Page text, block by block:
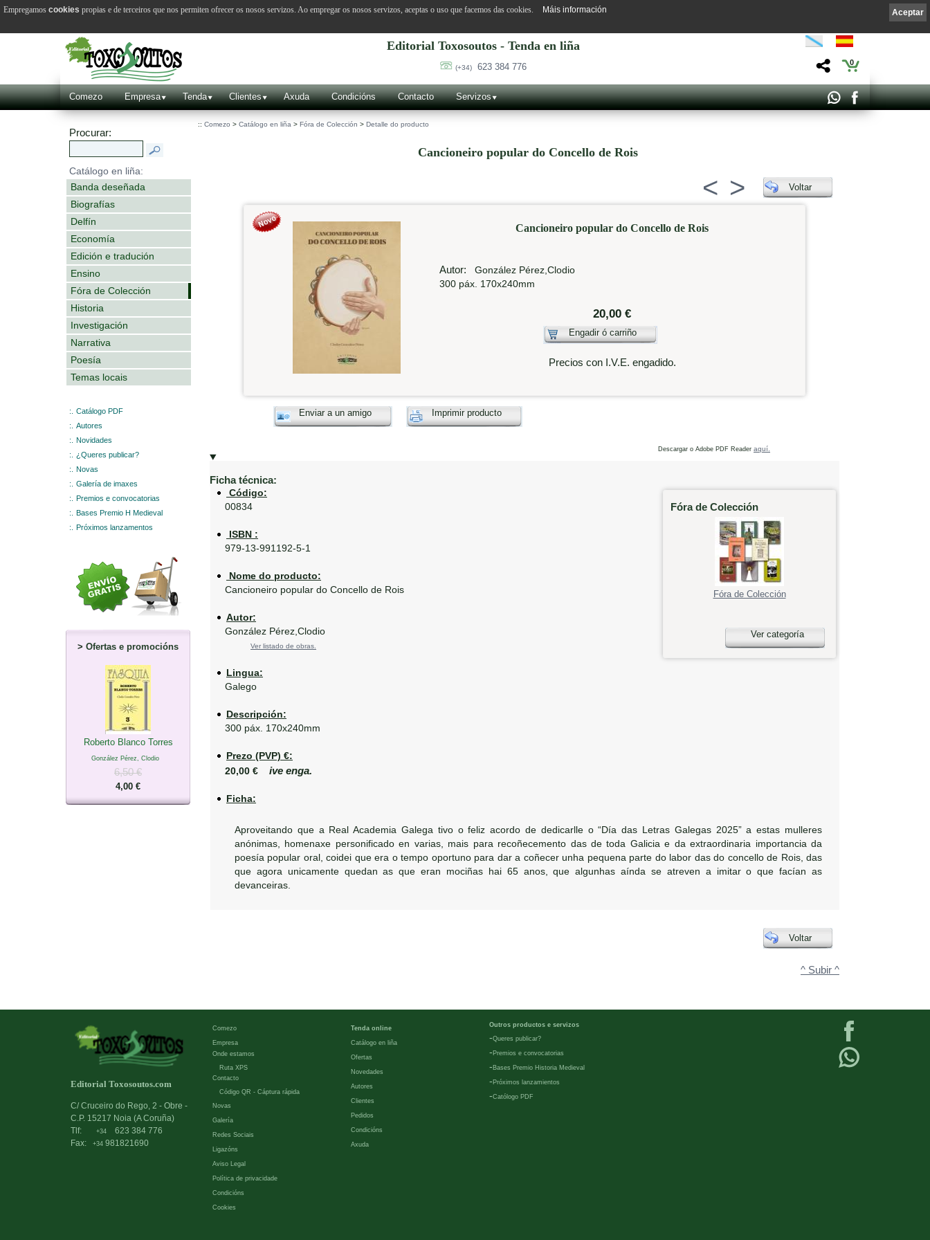
Editorial Toxosoutos - Tenda en liña
(+34) 623 384 776 0
Comezo Empresa Tenda Clientes Axuda Condicións Contacto Servizos
Procurar:
Catálogo en liña:
Banda deseñada
Biografías
Delfín
Economía
Edición e tradución
Ensino
Fóra de Colección
Historia
Investigación
Narrativa
Poesía
Temas locais
:.
Catálogo PDF
:.
Autores
:.
Novidades
:.
¿Queres publicar?
:.
Novas
:.
Galería de imaxes
:.
Premios e convocatorias
:.
Bases Premio H Medieval
:.
Próximos lanzamentos
> Ofertas e promocións
Roberto Blanco Torres
González Pérez, Clodio
6,50 €
4,00 €
:: Comezo > Catálogo en liña > Fóra de Colección > Detalle do producto
Cancioneiro popular do Concello de Rois
< > Voltar
Cancioneiro popular do Concello de Rois
Autor: González Pérez,Clodio
300 páx. 170x240mm
20,00 €
Engadir ó carriño
Precios con I.V.E. engadido.
Enviar a un amigo Imprimir producto
Descargar o Adobe PDF Reader aquí.
Ficha técnica:
Fóra de Colección
Fóra de Colección
Ver categoría
Código:
00834
ISBN :
979-13-991192-5-1
Nome do producto:
Cancioneiro popular do Concello de Rois
Autor:
González Pérez,Clodio
Ver listado de obras.
Lingua:
Galego
Descripción:
300 páx. 170x240mm
Prezo (PVP) €:
20,00 € ive enga.
Ficha:
Aproveitando que a Real Academia Galega tivo o feliz acordo de dedicarlle o “Día das Letras Galegas 2025” a estas mulleres
anónimas, homenaxe personificado en varias, mais para recoñecemento das de toda Galicia e da extraordinaria importancia da
poesía popular oral, coidei que era o tempo oportuno para dar a coñecer unha pequena parte do labor das do concello de Rois, das
que agora unicamente quedan as que eran mociñas hai 65 anos, que algunhas aínda se atreven a imitar o que facían as
devanceiras.
Voltar
^ Subir ^
Editorial Toxosoutos.com
C/ Cruceiro do Rego, 2 - Obre -
C.P. 15217 Noia (A Coruña)
Tlf:
+34
623 384 776
Fax:
+34 981821690
Comezo
Empresa
Onde estamos
Ruta XPS
Contacto
Código QR - Cáptura rápida
Novas
Galería
Redes Sociais
Ligazóns
Aviso Legal
Política de privacidade
Condicións
Cookies
Tenda online
Catálogo en liña
Ofertas
Novedades
Autores
Clientes
Pedidos
Condicións
Axuda
Outros productos e servizos
-Queres publicar?
- Premios e convocatorias
- Bases Premio Historia Medieval
- Próximos lanzamientos
-Católogo PDF
Aceptar
Empregamos cookies propias e de terceiros que nos permiten ofrecer os nosos servizos. Ao empregar os nosos servizos, aceptas o uso que facemos das cookies. Máis información